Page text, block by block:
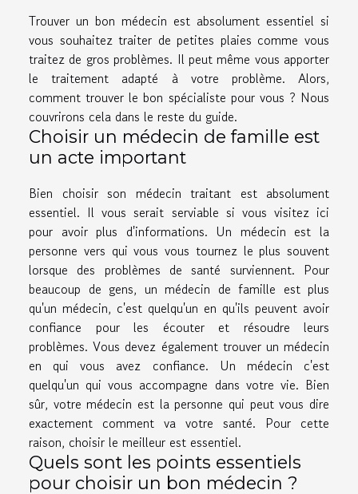
Trouver un bon médecin est absolument essentiel si
vous souhaitez traiter de petites plaies comme vous
traitez de gros problèmes. Il peut même vous apporter
le traitement adapté à votre problème. Alors,
comment trouver le bon spécialiste pour vous ? Nous
couvrirons cela dans le reste du guide.
Choisir un médecin de famille est
un acte important
Bien choisir son médecin traitant est absolument
essentiel. Il vous serait serviable si vous visitez ici
pour avoir plus d'informations. Un médecin est la
personne vers qui vous vous tournez le plus souvent
lorsque des problèmes de santé surviennent. Pour
beaucoup de gens, un médecin de famille est plus
qu'un médecin, c'est quelqu'un en qu'ils peuvent avoir
confiance pour les écouter et résoudre leurs
problèmes. Vous devez également trouver un médecin
en qui vous avez confiance. Un médecin c'est
quelqu'un qui vous accompagne dans votre vie. Bien
sûr, votre médecin est la personne qui peut vous dire
exactement comment va votre santé. Pour cette
raison, choisir le meilleur est essentiel.
Quels sont les points essentiels
pour choisir un bon médecin ?